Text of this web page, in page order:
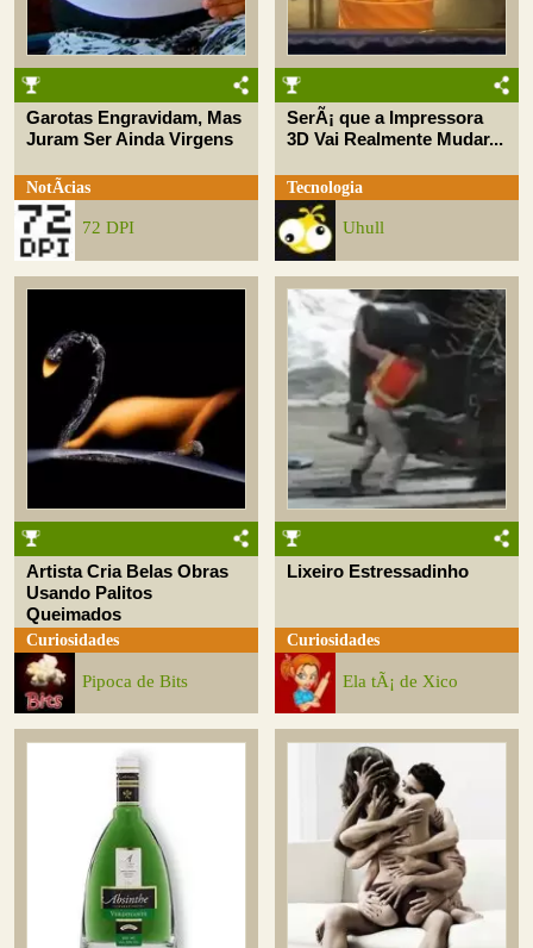
Garotas Engravidam, Mas
Juram Ser Ainda Virgens
NotÃ­cias
72 DPI
SerÃ¡ que a Impressora
3D Vai Realmente Mudar...
Tecnologia
Uhull
Artista Cria Belas Obras
Usando Palitos
Queimados
Curiosidades
Pipoca de Bits
Lixeiro Estressadinho
Curiosidades
Ela tÃ¡ de Xico